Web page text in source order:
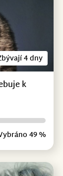
4 dny
k
49 %